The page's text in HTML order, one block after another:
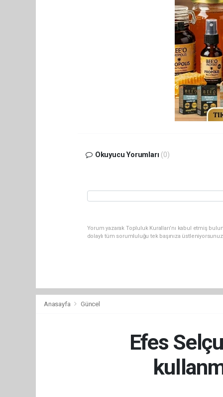
Okuyucu Yorumları (0)
Yorum yazarak Topluluk Kuralları’nı kabul etmiş
dolaylı tüm sorumluluğu tek başınıza
Anasayfa Güncel
Efes